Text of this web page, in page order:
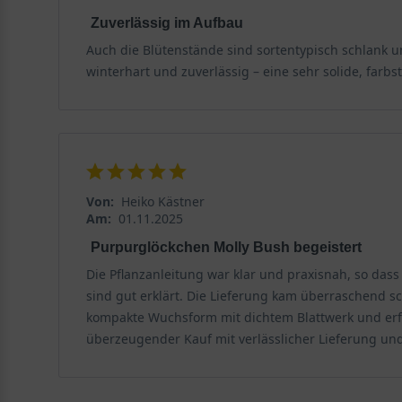
Wie bei vielen Stauden ist der Erfolg mit der 'Molly
definiert und leicht zu erfüllen, sodass auch
Grundlage für vitale Pflanzen mit intensiver
und zeigt hier oft eine etwas frischere Laubfarbe.
Blütenfülle nachlassen kann. Ein Platz mit Morgen-
Bodenansprüche der Heuchera 'Molly Bush'
Der Boden sollte für Heuchera micrantha 'Molly
Ein frischer, also gleichmäßig feuchter, aber nicht
Schwere Lehmböden sollten daher vor der
unterstützt die Wasserhaltefähigkeit in sandigen
Zuverlässig im Aufbau
Auch die Blütenstände sind sortentypisch schlank
winterhart und zuverlässig – eine sehr solide,
Von: Heiko Kästner
Am: 01.11.2025
Purpurglöckchen Molly Bush begeistert
Die Pflanzanleitung war klar und praxisnah, so
sind gut erklärt. Die Lieferung kam überraschend
kompakte Wuchsform mit dichtem Blattwerk und
überzeugender Kauf mit verlässlicher Lieferung